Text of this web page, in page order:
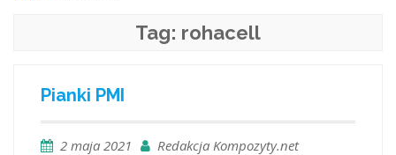
Tag: rohacell
Pianki PMI
2 maja 2021 Redakcja Kompozyty.net